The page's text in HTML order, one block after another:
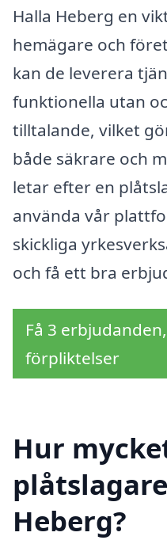
Halla Heberg en
hemägare och
kan de leverera
funktionella utan
tilltalande, vilket
både säkrare och
letar efter en
använda vår
skickliga
och få ett bra
Få 3
förpliktelser
Hur
Heberg?